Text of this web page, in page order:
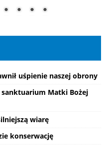
uśpienie naszej obrony
sanktuarium Matki Bożej
wiarę
konserwację